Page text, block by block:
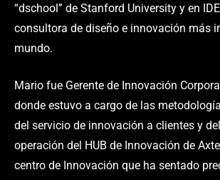
“dschool” de Stanford University y en
consultora de diseño e innovación más
mundo.
Mario fue Gerente de Innovación
donde estuvo a cargo de las
del servicio de innovación a clientes y
operación del HUB de Innovación de
centro de Innovación que ha sentado